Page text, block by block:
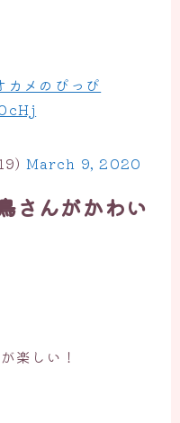
カメのぴっぴ
March 9, 2020
さんがかわい
楽しい！